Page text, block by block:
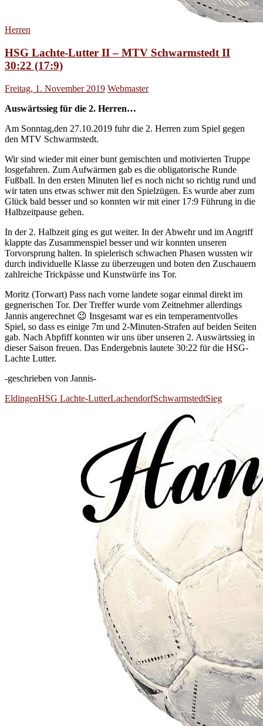
Herren
HSG Lachte-Lutter II – MTV Schwarmstedt II
30:22 (17:9)
Freitag, 1. November 2019 Webmaster
Auswärtssieg für die 2. Herren…
Am Sonntag,den 27.10.2019 fuhr die 2. Herren zum Spiel gegen
den MTV Schwarmstedt.
Wir sind wieder mit einer bunt gemischten und motivierten Truppe
losgefahren. Zum Aufwärmen gab es die obligatorische Runde
Fußball. In den ersten Minuten lief es noch nicht so richtig rund und
wir taten uns etwas schwer mit den Spielzügen. Es wurde aber zum
Glück bald besser und so konnten wir mit einer 17:9 Führung in die
Halbzeitpause gehen.
In der 2. Halbzeit ging es gut weiter. In der Abwehr und im Angriff
klappte das Zusammenspiel besser und wir konnten unseren
Torvorsprung halten. In spielerisch schwachen Phasen wussten wir
durch individuelle Klasse zu überzeugen und boten den Zuschauern
zahlreiche Trickpässe und Kunstwürfe ins Tor.
Moritz (Torwart) Pass nach vorne landete sogar einmal direkt im
gegnerischen Tor. Der Treffer wurde vom Zeitnehmer allerdings
Jannis angerechnet 😉 Insgesamt war es ein temperamentvolles
Spiel, so dass es einige 7m und 2-Minuten-Strafen auf beiden Seiten
gab. Nach Abpfiff konnten wir uns über unseren 2. Auswärtssieg in
dieser Saison freuen. Das Endergebnis lautete 30:22 für die HSG-
Lachte Lutter.
-geschrieben von Jannis-
EldingenHSG Lachte-LutterLachendorfSchwarmstedtSieg